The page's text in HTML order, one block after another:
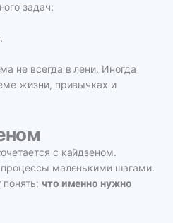
задач;
не всегда в лени. Иногда
жизни, привычках и
с кайдзеном.
процессы маленькими шагами.
что именно нужно